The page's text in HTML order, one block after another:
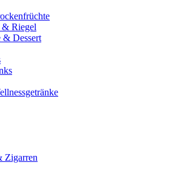
Riegel
& Dessert
Zigarren